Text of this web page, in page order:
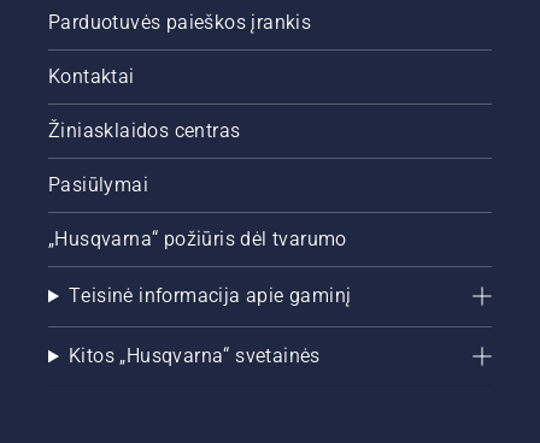
Parduotuvės paieškos įrankis
Kontaktai
Žiniasklaidos centras
Pasiūlymai
„Husqvarna“ požiūris dėl tvarumo
Teisinė informacija apie gaminį
Kitos „Husqvarna“ svetainės